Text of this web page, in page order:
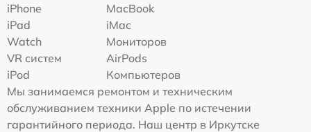
iPhone
MacBook
iPad
iMac
Watch
Мониторов
VR систем
AirPods
iPod
Компьютеров
Мы занимаемся ремонтом и техническим
обслуживанием техники Apple по истечении
гарантийного периода. Наш центр в Иркутске